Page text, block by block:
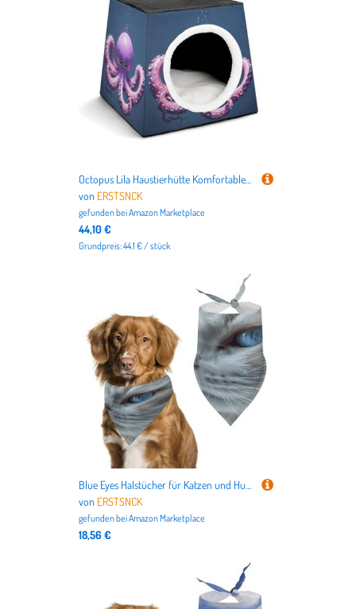
Octopus Lila Haustierhütte Komfortables Nest für Haustiere Weltraumkapsel Warm Weich Indoor Pet Shelter Space Pet House for Indoor Cats Small Dogs and Medium Animal
von ERSTSNCK
gefunden beiAmazon Marketplace
44,10 €
Grundpreis: 44.1 € / stück
Blue Eyes Halstücher für Katzen und Hunde, niedlich, weiche Baumwolle, waschbar, für den täglichen Sommer, langlebig, dreieckig, wendbar, geeignet für kleine, mittelgroße und große Hunde und Katzen
von ERSTSNCK
gefunden beiAmazon Marketplace
18,56 €